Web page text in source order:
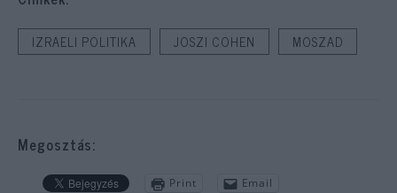
IZRAELI POLITIKA JOSZI COHEN MOSZAD
Megosztás:
Print Email